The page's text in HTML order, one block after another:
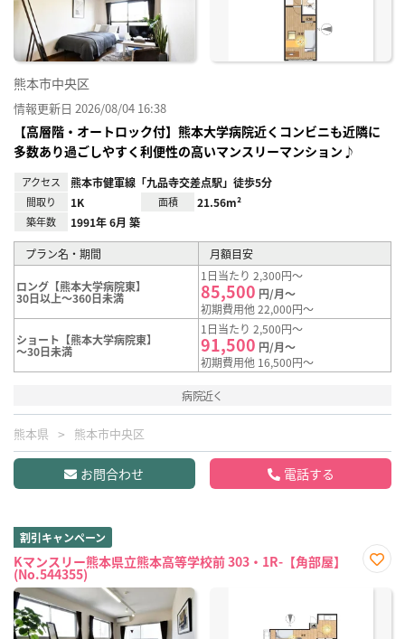
熊本市中央区
情報更新日 2026/08/04 16:38
【高層階・オートロック付】熊本大学病院近くコンビニも近隣に
多数あり過ごしやすく利便性の高いマンスリーマンション♪
アクセス 熊本市健軍線「九品寺交差点駅」徒歩5分
間取り 1K 面積 21.56m²
築年数 1991年 6月 築
プラン名・期間 月額目安
ロング【熊本大学病院東】
30日以上～360日未満
1日当たり 2,300円～
85,500 円/月～
初期費用他 22,000円～
ショート【熊本大学病院東】
～30日未満
1日当たり 2,500円～
91,500 円/月～
初期費用他 16,500円～
病院近く
熊本県 熊本市中央区
お問合わせ 電話する
割引キャンペーン
Kマンスリー熊本県立熊本高等学校前 303・1R-【角部屋】
(No.544355)
に入